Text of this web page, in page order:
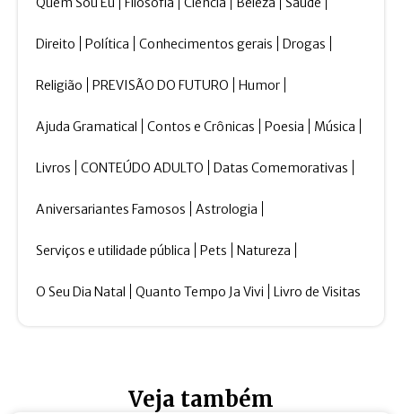
Direito Política Conhecimentos gerais Drogas
Religião PREVISÃO DO FUTURO Humor
Ajuda Gramatical Contos e Crônicas Poesia Música
Livros CONTEÚDO ADULTO Datas Comemorativas
Aniversariantes Famosos Astrologia
Serviços e utilidade pública Pets Natureza
O Seu Dia Natal Quanto Tempo Ja Vivi Livro de Visitas
Veja também